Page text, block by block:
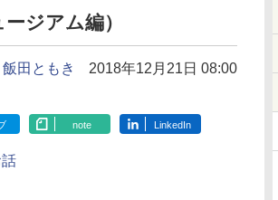
ジアム編）
飯田ともき 2018年12月21日 08:00
note LinkedIn